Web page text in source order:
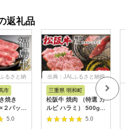
返礼品
るさと納
市
焼き
２パッ
産 肉
り 赤身
5.0
出典：JALふるさと納税
三重県 明和町
松阪牛 焼肉 （特選 カ
ルビ ハラミ） 500g
肉 牛 牛肉 和牛 ブラ
ンド牛 高級 国産 霜降
5.0